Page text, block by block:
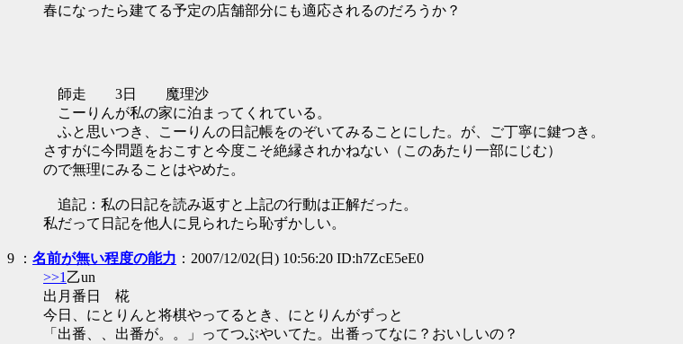
春になったら建てる予定の店舗部分にも適応されるのだろうか？
師走 3日 魔理沙
こーりんが私の家に泊まってくれている。
ふと思いつき、こーりんの日記帳をのぞいてみることにした。が、ご丁寧に鍵つき。
さすがに今問題をおこすと今度こそ絶縁されかねない（このあたり一部にじむ）
ので無理にみることはやめた。
追記：私の日記を読み返すと上記の行動は正解だった。
私だって日記を他人に見られたら恥ずかしい。
9 ： 名前が無い程度の能力 ：2007/12/02(日) 10:56:20 ID:h7ZcE5eE0
>>1 乙un
出月番日 椛
今日、にとりんと将棋やってるとき、にとりんがずっと
「出番、、出番が。。」ってつぶやいてた。出番ってなに？おいしいの？